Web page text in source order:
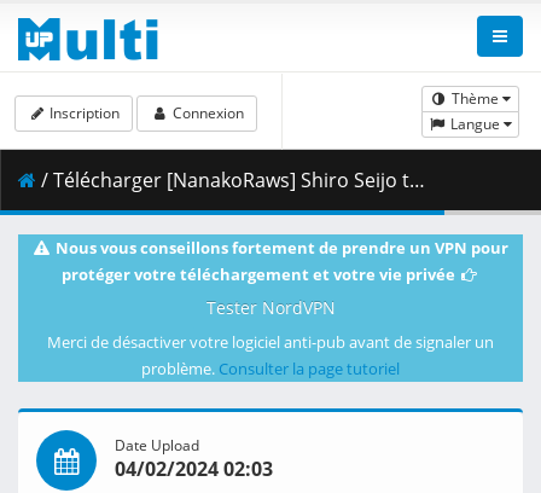
Thème
Langue
Inscription Connexion
/ Télécharger [NanakoRaws] Shiro Seijo to Kuro Bokushi - 09v2 (1080p).mkv.002 ( 419.18 MB )
Nous vous conseillons fortement de prendre un VPN pour
protéger votre téléchargement et votre vie privée
Tester NordVPN
Merci de désactiver votre logiciel anti-pub avant de signaler un
problème. Consulter la page tutoriel
Date Upload
04/02/2024 02:03